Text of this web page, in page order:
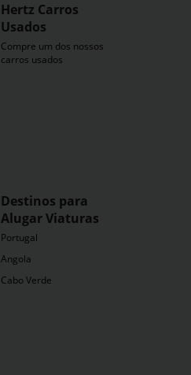
Hertz Carros
Usados
Compre um dos nossos
carros usados
Destinos para
Alugar Viaturas
Portugal
Angola
Cabo Verde